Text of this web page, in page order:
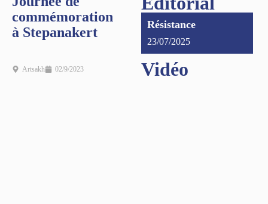
commémoration
à Stepanakert
Artsakh 02/9/2023
Résistance
23/07/2025
Vidéo